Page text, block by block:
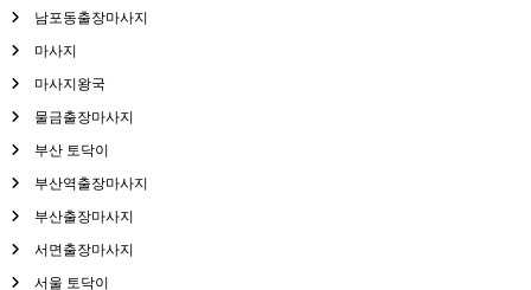
남포동출장마사지
마사지
마사지왕국
물금출장마사지
부산 토닥이
부산역출장마사지
부산출장마사지
서면출장마사지
서울 토닥이